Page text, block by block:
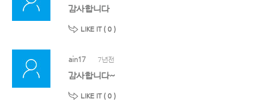
감사합니다
LIKE IT ( 0 )
ain17 7년전
감사합니다~
LIKE IT ( 0 )